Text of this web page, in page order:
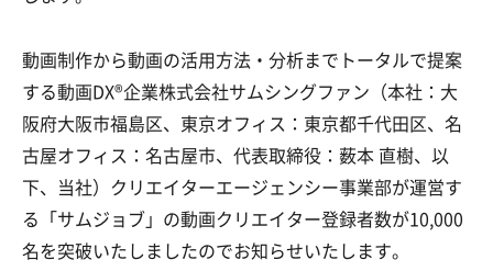
動画制作から動画の活用方法・分析までトータルで提案
する動画DX®︎企業株式会社サムシングファン（本社：大
阪府大阪市福島区、東京オフィス：東京都千代田区、名
古屋オフィス：名古屋市、代表取締役：薮本 直樹、以
下、当社）クリエイターエージェンシー事業部が運営す
る「サムジョブ」の動画クリエイター登録者数が10,000
名を突破いたしましたのでお知らせいたします。